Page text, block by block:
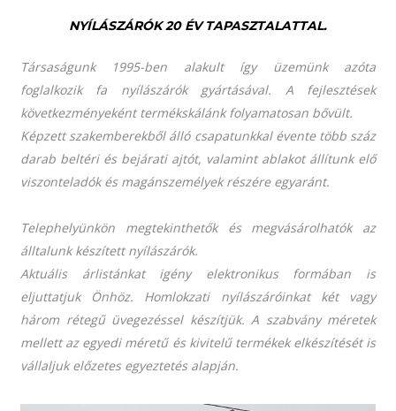
NYÍLÁSZÁRÓK 20 ÉV TAPASZTALATTAL.
Társaságunk 1995-ben alakult így üzemünk azóta
foglalkozik fa nyílászárók gyártásával. A fejlesztések
következményeként termékskálánk folyamatosan bővült.
Képzett szakemberekből álló csapatunkkal évente több száz
darab beltéri és bejárati ajtót, valamint ablakot állítunk elő
viszonteladók és magánszemélyek részére egyaránt.
Telephelyünkön megtekinthetők és megvásárolhatók az
álltalunk készített nyílászárók.
Aktuális árlistánkat igény elektronikus formában is
eljuttatjuk Önhöz. Homlokzati nyílászáróinkat két vagy
három rétegű üvegezéssel készítjük. A szabvány méretek
mellett az egyedi méretű és kivitelű termékek elkészítését is
vállaljuk előzetes egyeztetés alapján.